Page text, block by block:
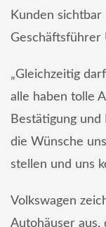
Kunden sichtbar
Geschäftsführer
„Gleichzeitig
alle haben tolle
Bestätigung
die Wünsche
stellen und uns
Volkswagen
Autohäuser aus,